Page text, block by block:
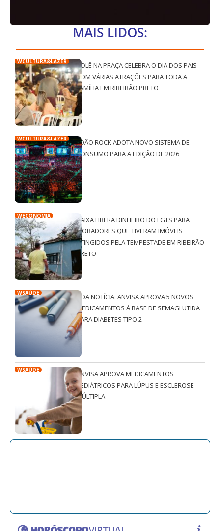
MAIS LIDOS:
WCULTURA&LAZER
ROLÊ NA PRAÇA CELEBRA O DIA DOS PAIS
COM VÁRIAS ATRAÇÕES PARA TODA A
FAMÍLIA EM RIBEIRÃO PRETO
WCULTURA&LAZER
JOÃO ROCK ADOTA NOVO SISTEMA DE
CONSUMO PARA A EDIÇÃO DE 2026
WECONOMIA
CAIXA LIBERA DINHEIRO DO FGTS PARA
MORADORES QUE TIVERAM IMÓVEIS
ATINGIDOS PELA TEMPESTADE EM RIBEIRÃO
PRETO
WSAÚDE
BOA NOTÍCIA: ANVISA APROVA 5 NOVOS
MEDICAMENTOS À BASE DE SEMAGLUTIDA
PARA DIABETES TIPO 2
WSAÚDE
ANVISA APROVA MEDICAMENTOS
PEDIÁTRICOS PARA LÚPUS E ESCLEROSE
MÚLTIPLA